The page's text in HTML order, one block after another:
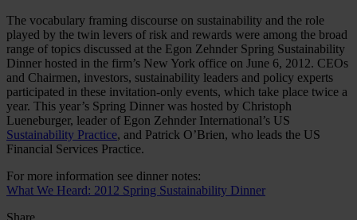
The vocabulary framing discourse on sustainability and the role
played by the twin levers of risk and rewards were among the broad
range of topics discussed at the Egon Zehnder Spring Sustainability
Dinner hosted in the firm’s New York office on June 6, 2012. CEOs
and Chairmen, investors, sustainability leaders and policy experts
participated in these invitation-only events, which take place twice a
year. This year’s Spring Dinner was hosted by Christoph
Lueneburger, leader of Egon Zehnder International’s US
Sustainability Practice, and Patrick O’Brien, who leads the US
Financial Services Practice.
For more information see dinner notes:
What We Heard: 2012 Spring Sustainability Dinner